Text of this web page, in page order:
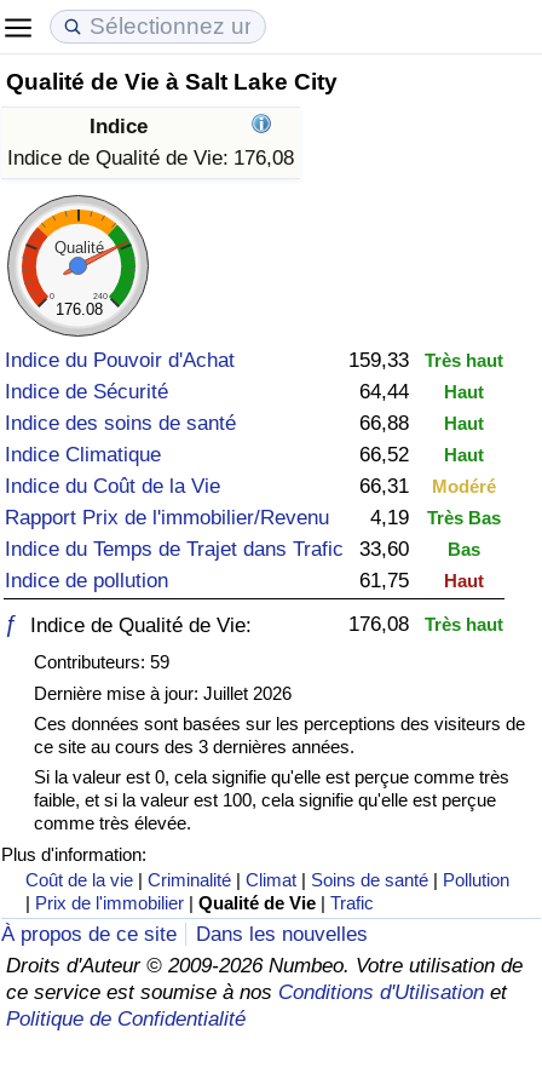
Qualité de Vie à Salt Lake City
Indice
Indice de Qualité de Vie: 176,08
Qualité
0 240
176.08
Indice du Pouvoir d'Achat 159,33 Très haut
Indice de Sécurité 64,44 Haut
Indice des soins de santé 66,88 Haut
Indice Climatique 66,52 Haut
Indice du Coût de la Vie 66,31 Modéré
Rapport Prix de l'immobilier/Revenu 4,19 Très Bas
Indice du Temps de Trajet dans Trafic 33,60 Bas
Indice de pollution 61,75 Haut
ƒ Indice de Qualité de Vie: 176,08
Très haut
Contributeurs: 59
Dernière mise à jour: Juillet 2026
Ces données sont basées sur les perceptions des visiteurs de
ce site au cours des 3 dernières années.
Si la valeur est 0, cela signifie qu'elle est perçue comme très
faible, et si la valeur est 100, cela signifie qu'elle est perçue
comme très élevée.
Plus d'information:
Coût de la vie |Criminalité |Climat | Soins de santé | Pollution
| Prix de l'immobilier |Qualité de Vie |Trafic
À propos de ce site
Dans les nouvelles
Droits d'Auteur © 2009-2026 Numbeo. Votre utilisation de
ce service est soumise à nos Conditions d'Utilisation et
Politique de Confidentialité
Coût de la vie
Indice du Coût de la Vie (Actuel)
Indice du Coût de la Vie
Indice du coût de la vie par pays
à Akaba
Prix de l'immobilier
Indice des Prix de l'immobilier (Actuel)
Indice des Prix de l'immobilier
Indice des Prix de l'immobilier par Pays
Qualité de Vie
Indice de Qualité de Vie
Indice de Qualité de Vie (Actuel)
Indice de qualité de vie par pays
Criminalité
Indice de Criminalité (Actuel)
Indice de Criminalité
Indice de criminalité par pays
Soins de santé
Indice des soins de santé
Indice des soins de santé par Pays
Pollution
Indice de Pollution (Actuel)
Indice de pollution
Indice de Pollution par Pays